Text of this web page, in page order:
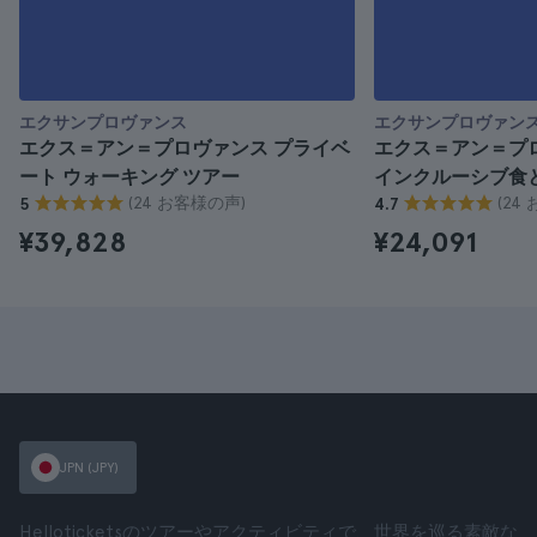
エクサンプロヴァンス
エクス＝アン＝プロヴァンス プライベ
ート ウォーキング ツアー
5 (24 お客様の声)
¥39,828
エクサンプロヴァン
エクス＝アン＝プ
インクルーシブ食
4.7 (24
¥24,091
JPN (JPY)
Helloticketsのツアーやアクティビティで、世界を巡る素敵な